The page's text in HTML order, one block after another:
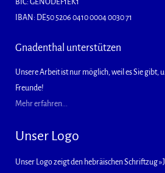
BIC: GENODEF1EK1
IBAN: DE50 5206 0410 0004 0030 71
Gnadenthal unterstützen
Unsere Arbeit ist nur möglich, weil es Sie gibt,
Freunde!
Mehr erfahren...
Unser Logo
Unser Logo zeigt den hebräischen Schriftzug